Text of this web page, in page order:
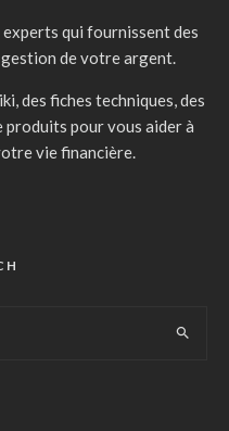
qui fournissent des
de votre argent.
des fiches techniques, des
produits pour vous aider à
vie financière.